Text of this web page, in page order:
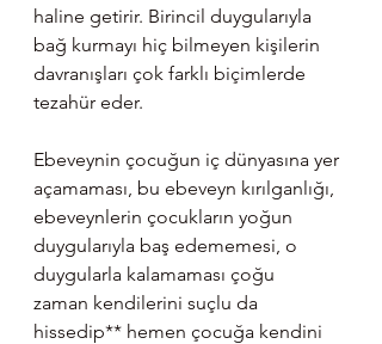
haline getirir. Birincil duygularıyla
bağ kurmayı hiç bilmeyen kişilerin
davranışları çok farklı biçimlerde
tezahür eder.
Ebeveynin çocuğun iç dünyasına yer
açamaması, bu ebeveyn kırılganlığı,
ebeveynlerin çocukların yoğun
duygularıyla baş edememesi, o
duygularla kalamaması çoğu
zaman kendilerini suçlu da
hissedip** hemen çocuğa kendini